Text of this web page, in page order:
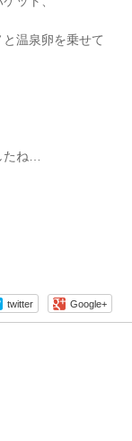
温泉卵を乗せて
ね…
twitter Google+